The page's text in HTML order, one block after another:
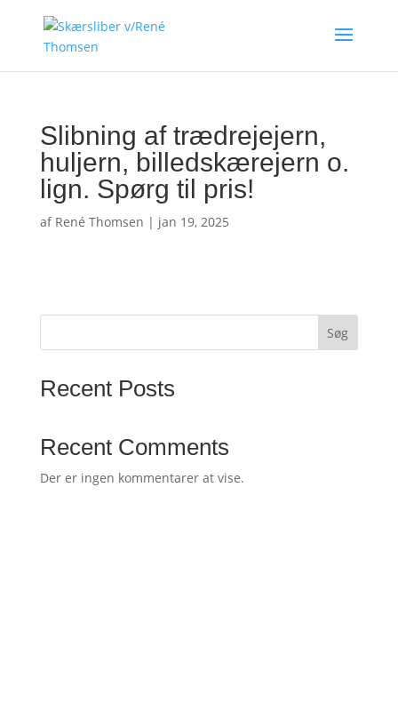
Slibning af trædrejejern,
huljern, billedskærejern o.
lign. Spørg til pris!
af René Thomsen | jan 19, 2025
Søg
Recent Posts
Recent Comments
Der er ingen kommentarer at vise.